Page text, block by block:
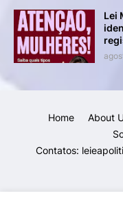
Lei
Home About
Contatos: